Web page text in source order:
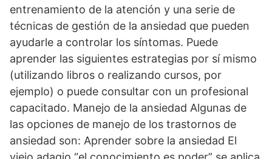
entrenamiento de la atención y una serie de
técnicas de gestión de la ansiedad que pueden
ayudarle a controlar los síntomas. Puede
aprender las siguientes estrategias por sí mismo
(utilizando libros o realizando cursos, por
ejemplo) o puede consultar con un profesional
capacitado. Manejo de la ansiedad Algunas de
las opciones de manejo de los trastornos de
ansiedad son: Aprender sobre la ansiedad El